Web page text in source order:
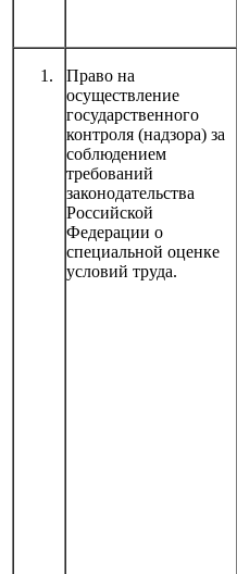
Право на
осуществление
государственного
контроля (надзора) за
соблюдением
требований
законодательства
Российской
Федерации о
специальной оценке
условий труда.